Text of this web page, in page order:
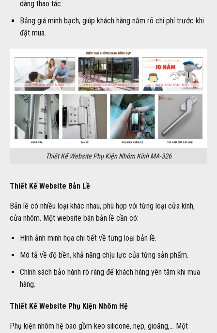
dàng thao tác.
Bảng giá minh bạch, giúp khách hàng nắm rõ chi phí trước khi
đặt mua.
Thiết Kế Website Phụ Kiện Nhôm Kính MA-326
Thiết Kế Website Bản Lề
Bản lề có nhiều loại khác nhau, phù hợp với từng loại cửa kính,
cửa nhôm. Một website bán bản lề cần có:
Hình ảnh minh họa chi tiết về từng loại bản lề.
Mô tả về độ bền, khả năng chịu lực của từng sản phẩm.
Chính sách bảo hành rõ ràng để khách hàng yên tâm khi mua
hàng.
Thiết Kế Website Phụ Kiện Nhôm Hệ
Phụ kiện nhôm hệ bao gồm keo silicone, nẹp, gioăng,… Một